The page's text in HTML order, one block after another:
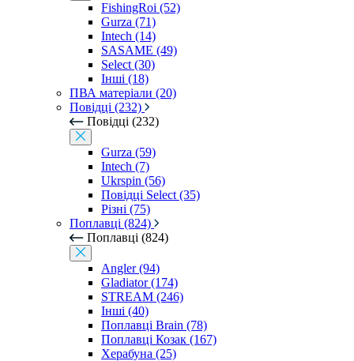
FishingRoi (52)
Gurza (71)
Intech (14)
SASAME (49)
Select (30)
Інші (18)
ПВА матеріали (20)
Повідці (232)
Повідці (232)
Gurza (59)
Intech (7)
Ukrspin (56)
Повідці Select (35)
Різні (75)
Поплавці (824)
Поплавці (824)
Angler (94)
Gladiator (174)
STREAM (246)
Інші (40)
Поплавці Brain (78)
Поплавці Козак (167)
Херабуна (25)